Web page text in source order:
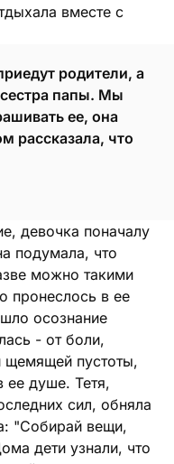
вместе с
родители, а
папы. Мы
ее, она
рассказала, что
девочка поначалу
подумала, что
можно такими
пронеслось в ее
осознание
- от боли,
щемящей пустоты,
ее душе. Тетя,
сил, обняла
"Собирай вещи,
дети узнали, что